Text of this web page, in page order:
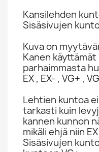
Kansilehden
Sisäsivujen
Kuva on
Kanen
parhaimmasta
EX , EX- , VG+ ,
Lehtien kuntoa
tarkasti kuin
kannen kunnon
mikäli ehjä niin
Sisäsivujen